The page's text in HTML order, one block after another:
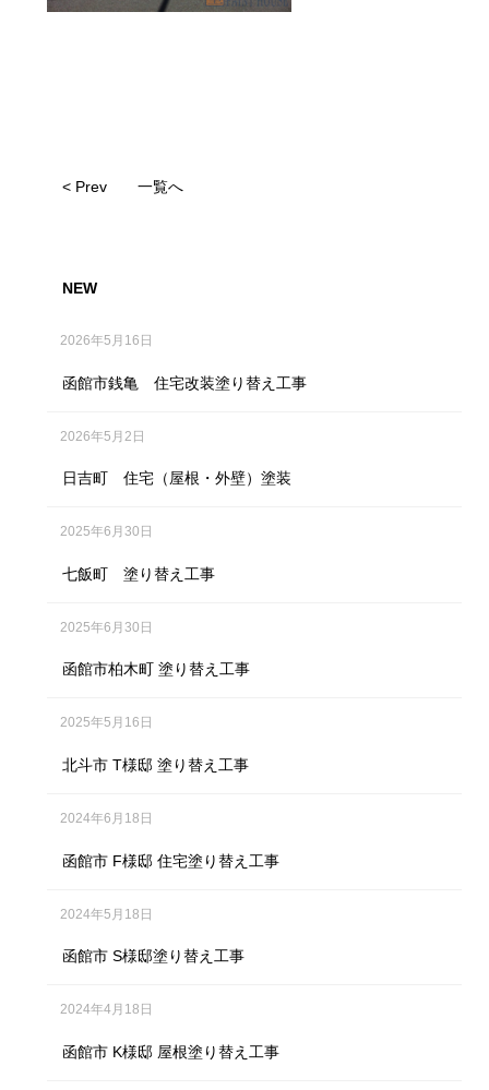
< Prev 一覧へ
NEW
2026年5月16日
函館市銭亀 住宅改装塗り替え工事
2026年5月2日
日吉町 住宅（屋根・外壁）塗装
2025年6月30日
七飯町 塗り替え工事
2025年6月30日
函館市柏木町 塗り替え工事
2025年5月16日
北斗市 T様邸 塗り替え工事
2024年6月18日
函館市 F様邸 住宅塗り替え工事
2024年5月18日
函館市 S様邸塗り替え工事
2024年4月18日
函館市 K様邸 屋根塗り替え工事